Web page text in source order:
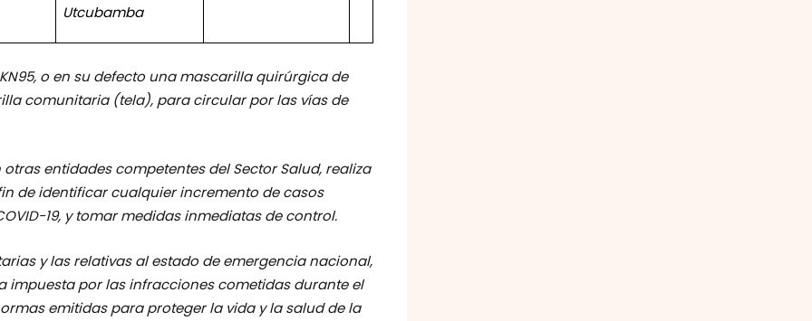
Utcubamba
o en su defecto una mascarilla quirúrgica de
comunitaria (tela), para circular por las vías de
entidades competentes del Sector Salud, realiza
de identificar cualquier incremento de casos
19, y tomar medidas inmediatas de control.
y las relativas al estado de emergencia nacional,
por las infracciones cometidas durante el
emitidas para proteger la vida y la salud de la